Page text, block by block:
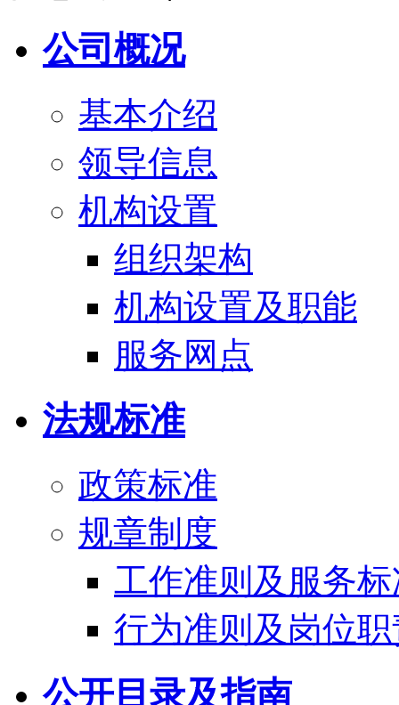
公司概况
基本介绍
领导信息
机构设置
组织架构
机构设置及职能
服务网点
法规标准
政策标准
规章制度
工作准则及服务
行为准则及岗位
公开目录及指南